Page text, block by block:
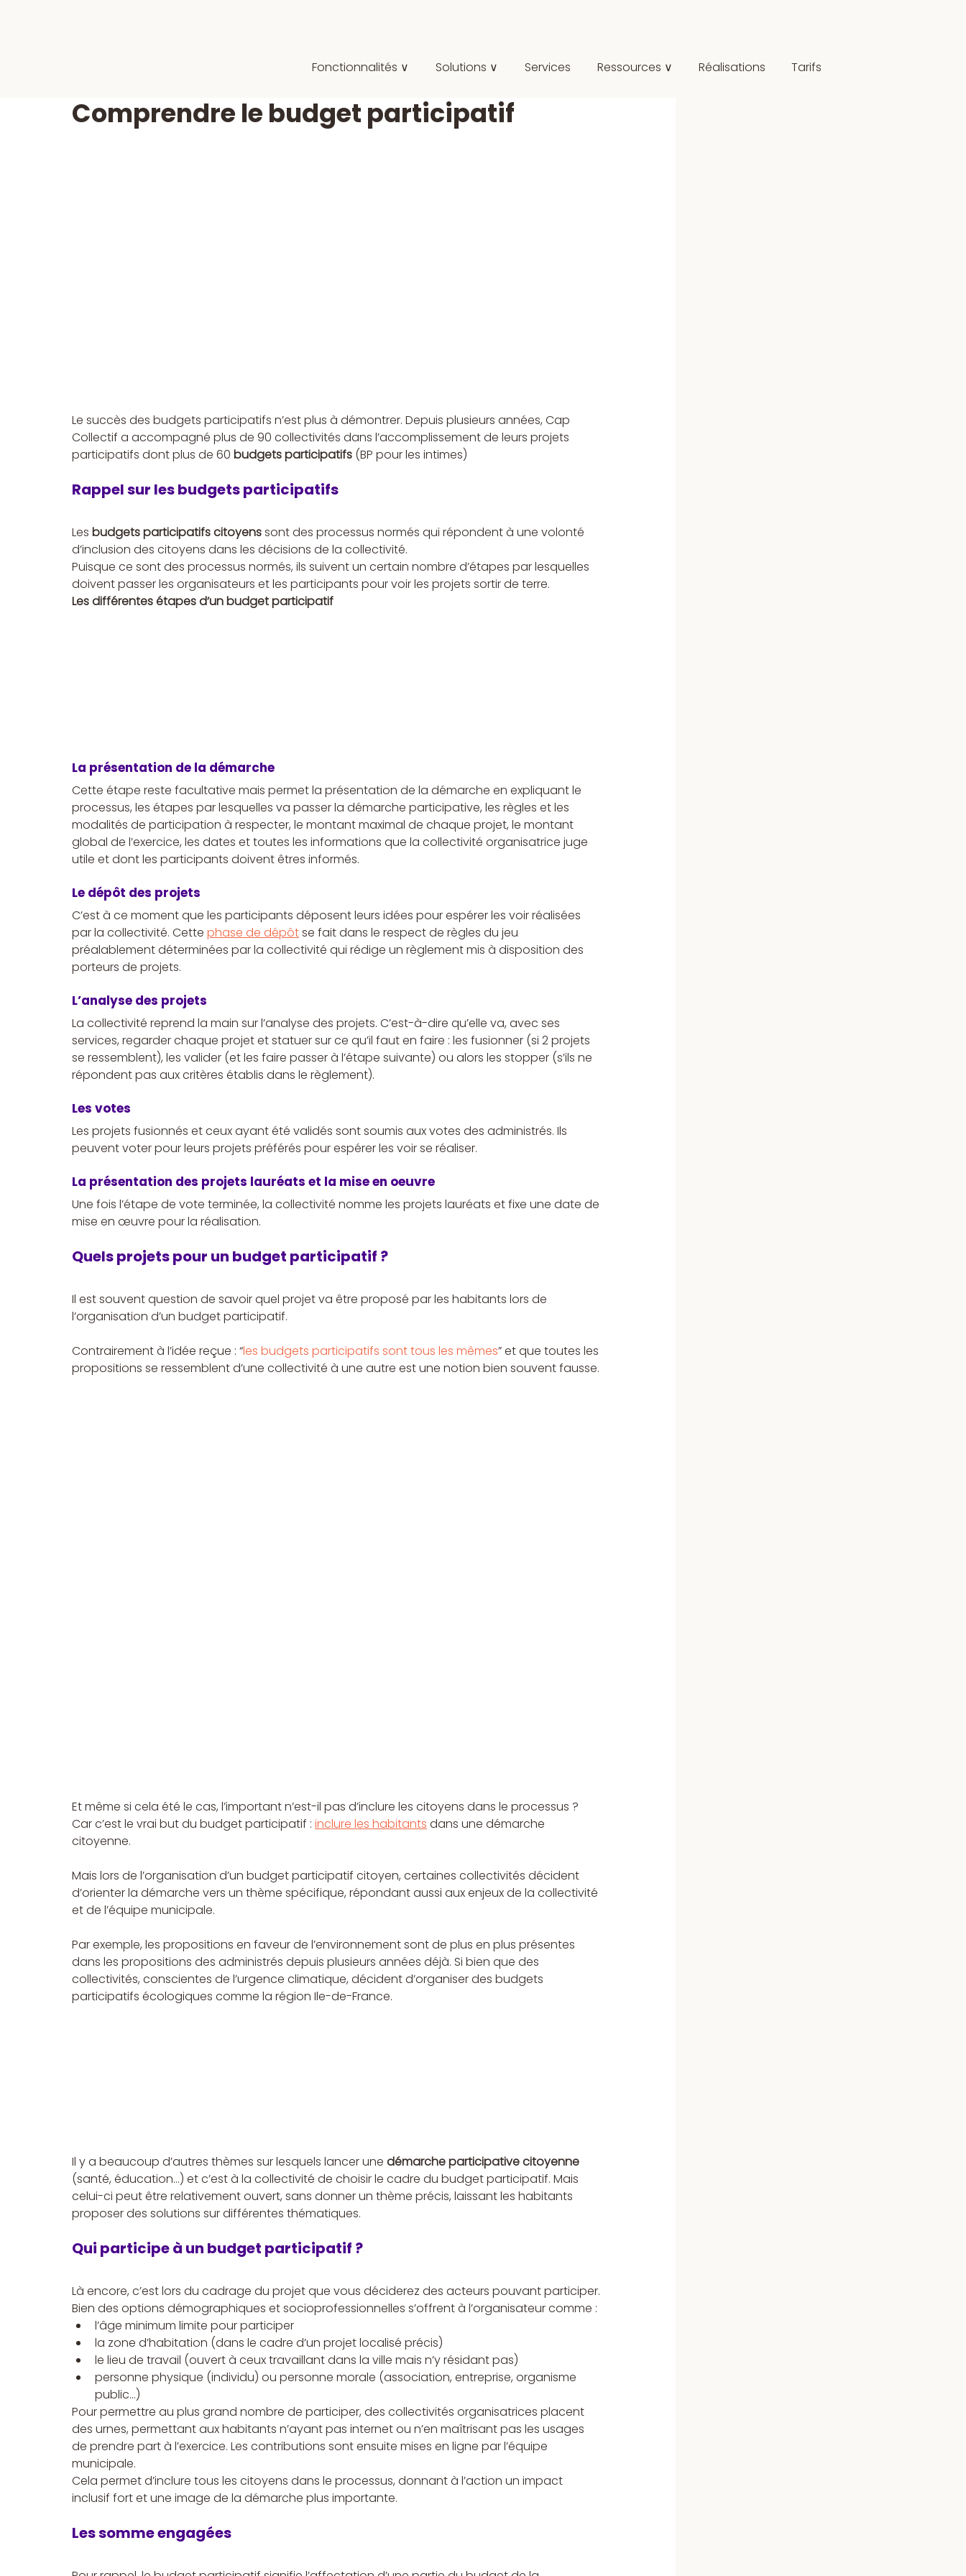
Fonctionnalités ∨ Solutions ∨ Services Ressources ∨ Réalisations Tarifs
Comprendre le budget participatif
Le succès des budgets participatifs n’est plus à démontrer. Depuis plusieurs années, Cap
Collectif a accompagné plus de 90 collectivités dans l’accomplissement de leurs projets
participatifs dont plus de 60 budgets participatifs (BP pour les intimes)
Rappel sur les budgets participatifs
Les budgets participatifs citoyens sont des processus normés qui répondent à une volonté
d’inclusion des citoyens dans les décisions de la collectivité.
Puisque ce sont des processus normés, ils suivent un certain nombre d’étapes par lesquelles
doivent passer les organisateurs et les participants pour voir les projets sortir de terre.
Les différentes étapes d’un budget participatif
La présentation de la démarche
Cette étape reste facultative mais permet la présentation de la démarche en expliquant le
processus, les étapes par lesquelles va passer la démarche participative, les règles et les
modalités de participation à respecter, le montant maximal de chaque projet, le montant
global de l’exercice, les dates et toutes les informations que la collectivité organisatrice juge
utile et dont les participants doivent êtres informés.
Le dépôt des projets
C’est à ce moment que les participants déposent leurs idées pour espérer les voir réalisées
par la collectivité. Cette phase de dépôt se fait dans le respect de règles du jeu
préalablement déterminées par la collectivité qui rédige un règlement mis à disposition des
porteurs de projets.
L’analyse des projets
La collectivité reprend la main sur l’analyse des projets. C’est-à-dire qu’elle va, avec ses
services, regarder chaque projet et statuer sur ce qu’il faut en faire : les fusionner (si 2 projets
se ressemblent), les valider (et les faire passer à l’étape suivante) ou alors les stopper (s’ils ne
répondent pas aux critères établis dans le règlement).
Les votes
Les projets fusionnés et ceux ayant été validés sont soumis aux votes des administrés. Ils
peuvent voter pour leurs projets préférés pour espérer les voir se réaliser.
La présentation des projets lauréats et la mise en oeuvre
Une fois l’étape de vote terminée, la collectivité nomme les projets lauréats et fixe une date de
mise en œuvre pour la réalisation.
Quels projets pour un budget participatif ?
Il est souvent question de savoir quel projet va être proposé par les habitants lors de
l’organisation d’un budget participatif.
Contrairement à l’idée reçue : “les budgets participatifs sont tous les mêmes” et que toutes les
propositions se ressemblent d’une collectivité à une autre est une notion bien souvent fausse.
Et même si cela été le cas, l’important n’est-il pas d’inclure les citoyens dans le processus ?
Car c’est le vrai but du budget participatif : inclure les habitants dans une démarche
citoyenne.
Mais lors de l’organisation d’un budget participatif citoyen, certaines collectivités décident
d’orienter la démarche vers un thème spécifique, répondant aussi aux enjeux de la collectivité
et de l’équipe municipale.
Par exemple, les propositions en faveur de l’environnement sont de plus en plus présentes
dans les propositions des administrés depuis plusieurs années déjà. Si bien que des
collectivités, conscientes de l’urgence climatique, décident d’organiser des budgets
participatifs écologiques comme la région Ile-de-France.
Il y a beaucoup d’autres thèmes sur lesquels lancer une démarche participative citoyenne
(santé, éducation…) et c’est à la collectivité de choisir le cadre du budget participatif. Mais
celui-ci peut être relativement ouvert, sans donner un thème précis, laissant les habitants
proposer des solutions sur différentes thématiques.
Qui participe à un budget participatif ?
Là encore, c’est lors du cadrage du projet que vous déciderez des acteurs pouvant participer.
Bien des options démographiques et socioprofessionnelles s’offrent à l’organisateur comme :
l’âge minimum limite pour participer
la zone d’habitation (dans le cadre d’un projet localisé précis)
le lieu de travail (ouvert à ceux travaillant dans la ville mais n’y résidant pas)
personne physique (individu) ou personne morale (association, entreprise, organisme
public…)
Pour permettre au plus grand nombre de participer, des collectivités organisatrices placent
des urnes, permettant aux habitants n’ayant pas internet ou n’en maîtrisant pas les usages
de prendre part à l’exercice. Les contributions sont ensuite mises en ligne par l’équipe
municipale.
Cela permet d’inclure tous les citoyens dans le processus, donnant à l’action un impact
inclusif fort et une image de la démarche plus importante.
Les somme engagées